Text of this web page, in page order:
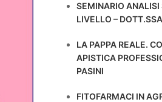
SEMINARIO ANALISI
LIVELLO –
LA PAPPA REALE.
APISTICA
PASINI
FITOFARMACI IN